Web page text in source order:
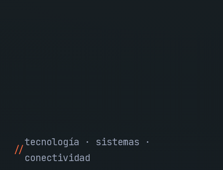
tecnología · sistemas ·
conectividad